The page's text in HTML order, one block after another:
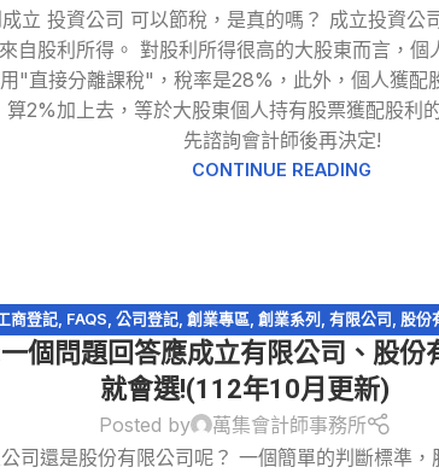
立 投資公司 可以節稅，是真的嗎？ 成立投資公
自股利所得。 對股利所得很高的大股東而言，個
"直接分離課稅"，稅率是28%，此外，個人獲配
算2%加上去，等於大股東個人持有股票獲配股利
先諮詢會計師後再決定!
CONTINUE READING
商登記, FAQS,公司登記,創業專區,創業系列 ,有限公司 , 股份
個問題回答應成立有限公司、股份
就會選!(112年10月更新)
Posted by
萬集會計師事務所
司還是股份有限公司呢？ 一個簡單的判斷標準